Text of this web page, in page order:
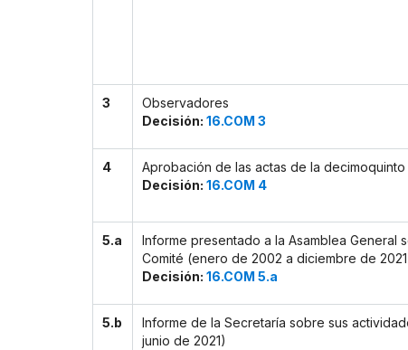
3
Observadores
Decisión: 16.COM 3
4
Aprobación de las actas de la
Decisión: 16.COM 4
5.a
Informe presentado a la Asamblea General
Comité (enero de 2002 a diciembre de
Decisión: 16.COM 5.a
5.b
Informe de la Secretaría sobre sus
junio de 2021)